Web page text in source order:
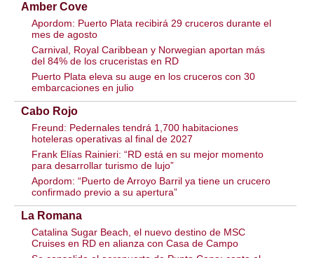
Amber Cove
Apordom: Puerto Plata recibirá 29 cruceros durante el
mes de agosto
Carnival, Royal Caribbean y Norwegian aportan más
del 84% de los cruceristas en RD
Puerto Plata eleva su auge en los cruceros con 30
embarcaciones en julio
Cabo Rojo
Freund: Pedernales tendrá 1,700 habitaciones
hoteleras operativas al final de 2027
Frank Elías Rainieri: “RD está en su mejor momento
para desarrollar turismo de lujo”
Apordom: “Puerto de Arroyo Barril ya tiene un crucero
confirmado previo a su apertura”
La Romana
Catalina Sugar Beach, el nuevo destino de MSC
Cruises en RD en alianza con Casa de Campo